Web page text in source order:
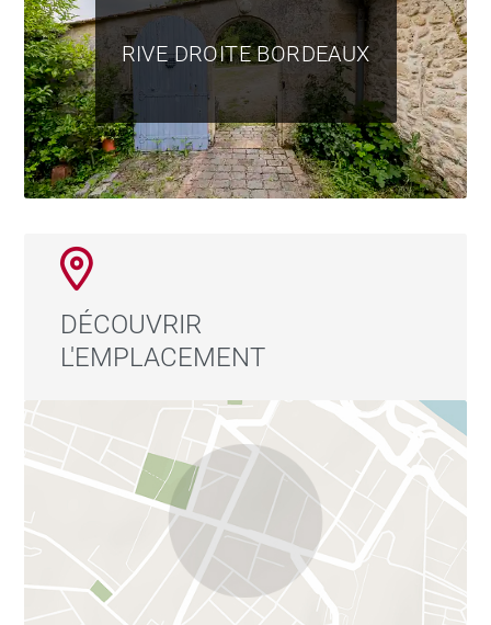
RIVE DROITE BORDEAUX
DÉCOUVRIR
L'EMPLACEMENT